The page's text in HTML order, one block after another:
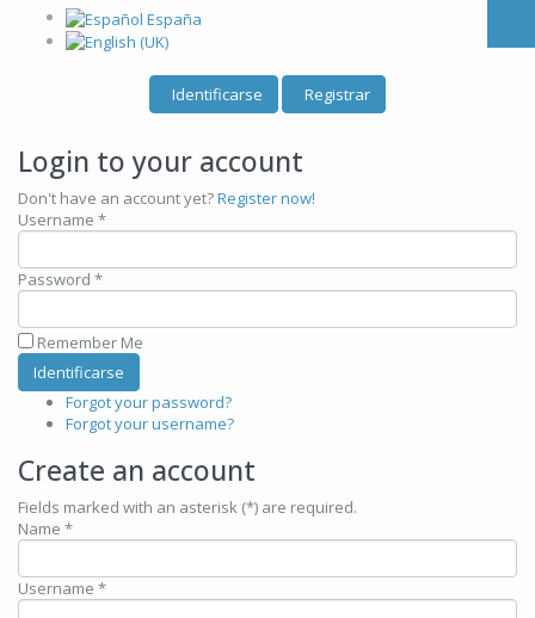
Identificarse Registrar
Login to your account
Don't have an account yet?Register now!
Username *
Password *
Remember Me
Forgot your password?
Forgot your username?
Create an account
Fields marked with an asterisk (*) are required.
Name *
Username *